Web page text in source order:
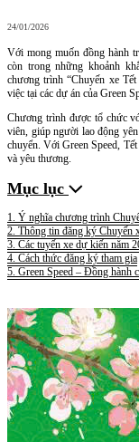
24/01/2026
Với mong muốn đồng hành
còn trong những khoảnh
chương trình “Chuyến xe
việc tại các dự án của Green
Chương trình được tổ chức
viên, giúp người lao động
chuyển. Với Green Speed,
và yêu thương.
Mục lục
1. Ý nghĩa chương trình
2. Thông tin đăng ký Chuyến
3. Các tuyến xe dự kiến năm
4. Cách thức đăng ký tham gia
5. Green Speed – Đồng hành